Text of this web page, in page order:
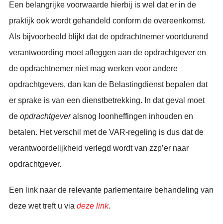
Een belangrijke voorwaarde hierbij is wel dat er in de
praktijk ook wordt gehandeld conform de overeenkomst.
Als bijvoorbeeld blijkt dat de opdrachtnemer voortdurend
verantwoording moet afleggen aan de opdrachtgever en
de opdrachtnemer niet mag werken voor andere
opdrachtgevers, dan kan de Belastingdienst bepalen dat
er sprake is van een dienstbetrekking. In dat geval moet
de opdrachtgeveralsnog loonheffingen inhouden en
betalen. Het verschil met de VAR-regeling is dus dat de
verantwoordelijkheid verlegd wordt van zzp’er naar
opdrachtgever.
Een link naar de relevante parlementaire behandeling van
deze wet treft u via deze link.